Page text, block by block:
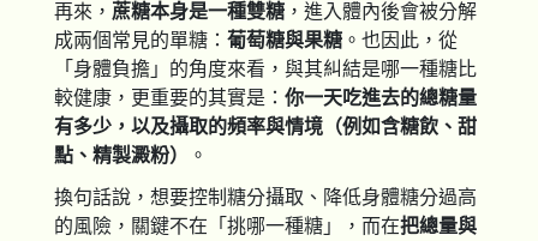
再來， 蔗糖本身是一種雙糖 ，進入體內後會被分解
成兩個常見的單糖： 葡萄糖與果糖 。也因此，從
「身體負擔」的角度來看，與其糾結是哪一種糖比
較健康，更重要的其實是： 你一天吃進去的總糖量
有多少，以及攝取的頻率與情境（例如含糖飲、甜
點、精製澱粉）
。
換句話說，想要控制糖分攝取、降低身體糖分過高
的風險，關鍵不在「挑哪一種糖」，而在把總量與